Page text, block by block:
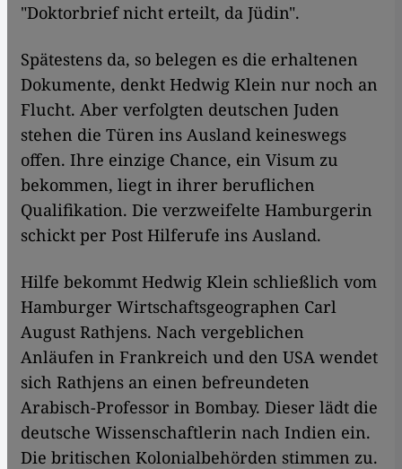
"Doktorbrief nicht erteilt, da Jüdin".
Spätestens da, so belegen es die erhaltenen
Dokumente, denkt Hedwig Klein nur noch an
Flucht. Aber verfolgten deutschen Juden
stehen die Türen ins Ausland keineswegs
offen. Ihre einzige Chance, ein Visum zu
bekommen, liegt in ihrer beruflichen
Qualifikation. Die verzweifelte Hamburgerin
schickt per Post Hilferufe ins Ausland.
Hilfe bekommt Hedwig Klein schließlich vom
Hamburger Wirtschaftsgeographen Carl
August Rathjens. Nach vergeblichen
Anläufen in Frankreich und den USA wendet
sich Rathjens an einen befreundeten
Arabisch-Professor in Bombay. Dieser lädt die
deutsche Wissenschaftlerin nach Indien ein.
Die britischen Kolonialbehörden stimmen zu.